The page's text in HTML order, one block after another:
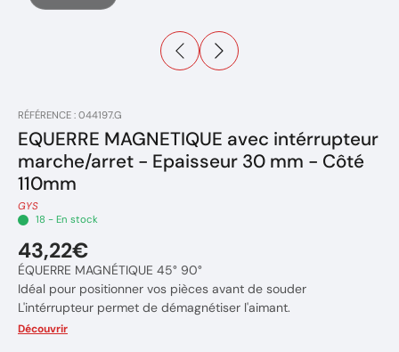
RÉFÉRENCE : 044197.G
EQUERRE MAGNETIQUE avec intérrupteur
marche/arret - Epaisseur 30 mm - Côté
110mm
GYS
18 - En stock
43,22€
ÉQUERRE MAGNÉTIQUE 45° 90°
Idéal pour positionner vos pièces avant de souder
L'intérrupteur permet de démagnétiser l'aimant.
Cela permet de se débarasser des limailles de fer
Découvrir